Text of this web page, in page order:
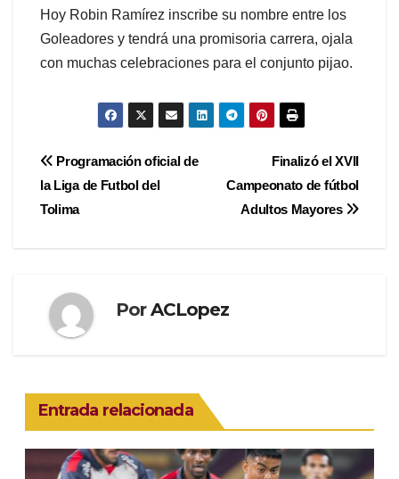
Hoy Robin Ramírez inscribe su nombre entre los
Goleadores y tendrá una promisoria carrera, ojala
con muchas celebraciones para el conjunto pijao.
Navegación
de
Finalizó el XVII
Campeonato de fútbol
Adultos Mayores
Programación oficial de
la Liga de Futbol del
Tolima
PorACLopez
Entrada relacionada